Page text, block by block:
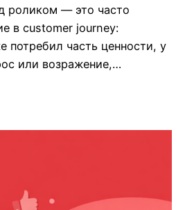
роликом — это часто
в customer journey:
потребил часть ценности, у
или возражение,…